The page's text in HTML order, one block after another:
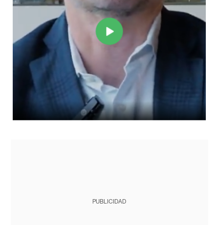
PUBLICIDAD